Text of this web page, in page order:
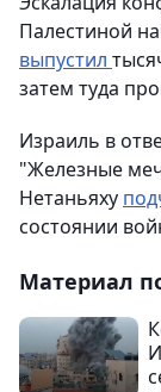
Палестиной
выпустил
затем туда
Израиль в
"Железные
Нетаньяху
состоянии
Материал